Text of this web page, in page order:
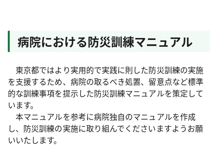
病院における防災訓練マニュアル
東京都ではより実用的で実践に則した防災訓練の実施
を支援するため、病院の取るべき処置、留意点など標準
的な訓練事項を提示した防災訓練マニュアルを策定して
います。
本マニュアルを参考に病院独自のマニュアルを作成
し、防災訓練の実施に取り組んでくださいますようお願
いいたします。